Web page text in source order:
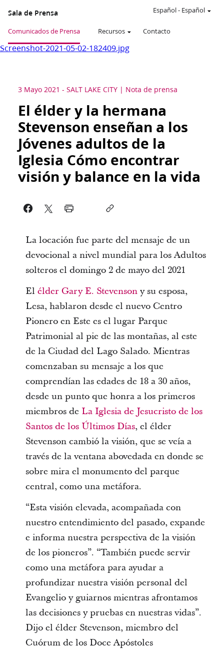
Sala de Prensa
Comunicados de Prensa Recursos Contacto
Español- Español
Screenshot-2021-05-02-182409.jpg
3 Mayo 2021 - SALT LAKE CITY Nota de prensa
El élder y la hermana
Stevenson enseñan a los
Jóvenes adultos de la
Iglesia Cómo encontrar
visión y balance en la vida
La locación fue parte del mensaje de un
devocional a nivel mundial para los Adultos
solteros el domingo 2 de mayo del 2021
El élder Gary E. Stevensony su esposa,
Lesa, hablaron desde el nuevo Centro
Pionero en Este es el lugar Parque
Patrimonial al pie de las montañas, al este
de la Ciudad del Lago Salado. Mientras
comenzaban su mensaje a los que
comprendían las edades de 18 a 30 años,
desde un punto que honra a los primeros
miembros de La Iglesia de Jesucristo de los
Santos de los Últimos Días, el élder
Stevenson cambió la visión, que se veía a
través de la ventana abovedada en donde se
sobre mira el monumento del parque
central, como una metáfora.
“Esta visión elevada, acompañada con
nuestro entendimiento del pasado, expande
e informa nuestra perspectiva de la visión
de los pioneros”. “También puede servir
como una metáfora para ayudar a
profundizar nuestra visión personal del
Evangelio y guiarnos mientras afrontamos
las decisiones y pruebas en nuestras vidas”.
Dijo el élder Stevenson, miembro del
Cuórum de los Doce Apóstoles